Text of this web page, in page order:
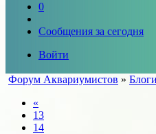
0
Сообщения за сегодня
Войти
Форум Аквариумистов »
«
13
14